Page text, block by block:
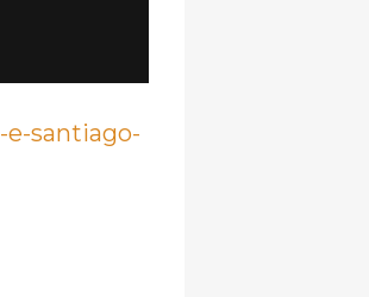
santiago-